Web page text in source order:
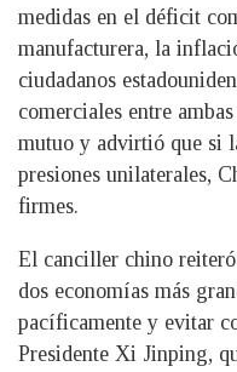
medidas en el déficit
manufacturera, la
ciudadanos
comerciales entre
mutuo y advirtió que si
presiones unilaterales,
firmes.
El canciller chino
dos economías más
pacíficamente y evitar
Presidente Xi Jinping,